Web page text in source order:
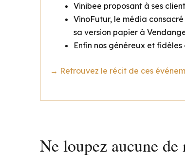
Vinibee proposant à ses
VinoFutur, le média
sa version papier à
Enfin nos généreux et
→ Retrouvez le récit de ces
Ne loupez aucune de